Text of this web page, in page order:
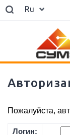
Ru
Пожалуйста,
Логин: